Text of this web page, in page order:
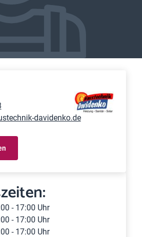
davidenko.de
- 17:00 Uhr
- 17:00 Uhr
- 17:00 Uhr